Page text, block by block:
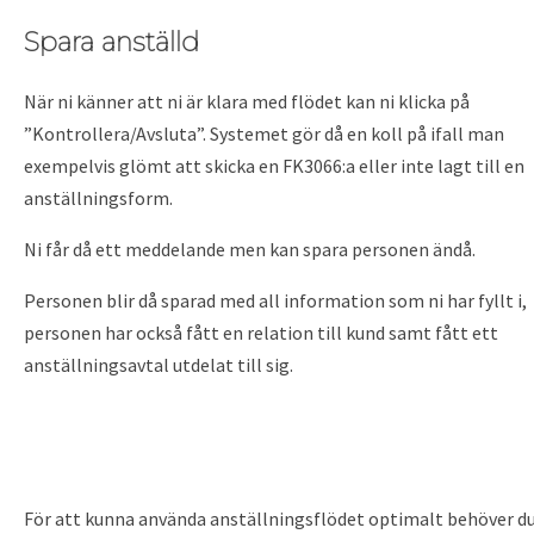
Spara anställd
När ni känner att ni är klara med flödet kan ni klicka på
”Kontrollera/Avsluta”. Systemet gör då en koll på ifall man
exempelvis glömt att skicka en FK3066:a eller inte lagt till en
anställningsform.
Ni får då ett meddelande men kan spara personen ändå.
Personen blir då sparad med all information som ni har fyllt i,
personen har också fått en relation till kund samt fått ett
anställningsavtal utdelat till sig.
För att kunna använda anställningsflödet optimalt behöver